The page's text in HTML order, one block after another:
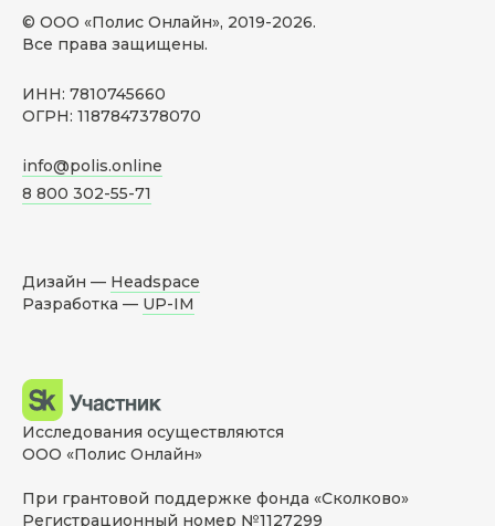
© ООО «Полис Онлайн», 2019-2026.
Все права защищены.
ИНН: 7810745660
ОГРН: 1187847378070
info@polis.online
8 800 302-55-71
Дизайн — Headspace
Разработка — UP-IM
Исследования осуществляются
ООО «Полис Онлайн»
При грантовой поддержке фонда «Сколково»
Регистрационный номер №1127299